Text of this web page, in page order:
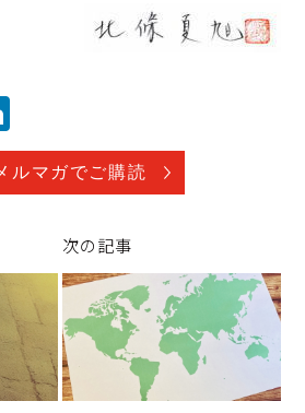
n
k
I
n
ルマガでご購読
次の記事